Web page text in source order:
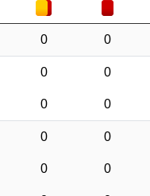
0 0
0 0
0 0
0 0
0 0